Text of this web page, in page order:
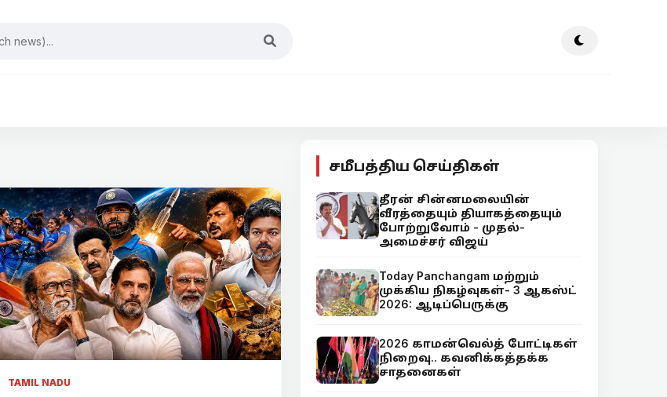
TAMIL NADU
சமீபத்திய செய்திகள்
தீரன் சின்னமலையின்
வீரத்தையும் தியாகத்தையும்
போற்றுவோம் - முதல்-
அமைச்சர் விஜய்
Today Panchangam மற்றும்
முக்கிய நிகழ்வுகள்- 3 ஆகஸ்ட்
2026: ஆடிப்பெருக்கு
2026 காமன்வெல்த் போட்டிகள்
நிறைவு.. கவனிக்கத்தக்க
சாதனைகள்